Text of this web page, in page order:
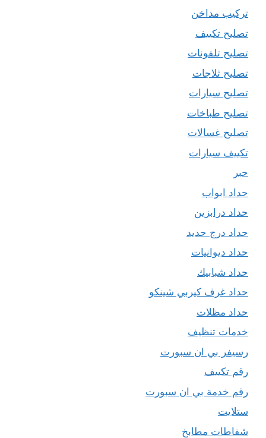
تركيب مداخن
تصليح تكييف
تصليح تلفونات
تصليح ثلاجات
تصليح سيارات
تصليح طباخات
تصليح غسالات
تكييف سيارات
حبر
حداد ابواب
حداد درابزين
حداد درج حديد
حداد ديوانيات
حداد شبابيك
حداد غرف كيربي شينكو
حداد مظلات
خدمات تنظيف
رسيفر بي ان سبورت
رقم تكييف
رقم خدمة بي ان سبورت
ستلايت
شفاطات مطابخ